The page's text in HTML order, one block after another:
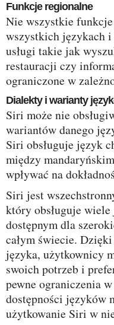
Funkcje regionalne
Nie wszystkie funkcje Siri są dostępne we
wszystkich językach i
usługi takie jak
restauracji czy
ograniczone w
Dialekty i warianty
Siri może nie obsługiwać wszystkich dialektów i
wariantów danego
Siri obsługuje język
między
wpływać na
Siri jest wszechstronnym asystentem głosowym,
który obsługuje
dostępnym dla
całym świecie.
języka, użytkownicy
swoich potrzeb i
pewne ograniczenia
dostępności języków
użytkowanie Siri w